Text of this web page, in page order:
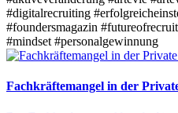
#digitalrecruiting
#foundersmagazin
#mindset #personalgewinnung
Fachkräftemangel in der